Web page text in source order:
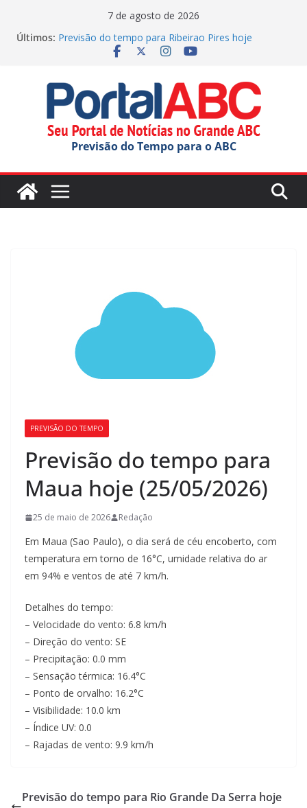
7 de agosto de 2026
Últimos: Previsão do tempo para Ribeirao Pires hoje
(07/08/2026)
Fretado colaborativo pode mudar a mobilidade
urbana
Agenda Cultural traz de música e teatro gratuito no
ABC
Previsão do tempo para Rio Grande Da Serra hoje
Previsão do Tempo para o ABC
PREVISÃO DO TEMPO
Previsão do tempo para
Maua hoje (25/05/2026)
25 de maio de 2026 Redação
Em Maua (Sao Paulo), o dia será de céu encoberto, com
temperatura em torno de 16°C, umidade relativa do ar
em 94% e ventos de até 7 km/h.
Detalhes do tempo:
– Velocidade do vento: 6.8 km/h
– Direção do vento: SE
– Precipitação: 0.0 mm
– Sensação térmica: 16.4°C
– Ponto de orvalho: 16.2°C
– Visibilidade: 10.0 km
– Índice UV: 0.0
– Rajadas de vento: 9.9 km/h
Previsão do tempo para Rio Grande Da Serra hoje